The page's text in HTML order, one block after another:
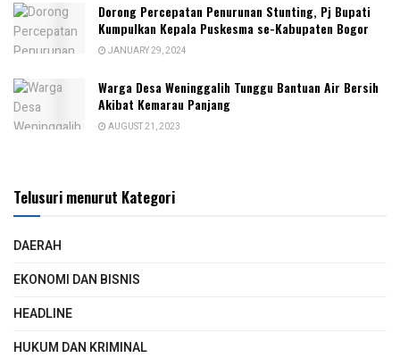
Dorong Percepatan Penurunan Stunting, Pj Bupati
Kumpulkan Kepala Puskesma se-Kabupaten Bogor
JANUARY 29, 2024
Warga Desa Weninggalih Tunggu Bantuan Air Bersih
Akibat Kemarau Panjang
AUGUST 21, 2023
Telusuri menurut Kategori
DAERAH
EKONOMI DAN BISNIS
HEADLINE
HUKUM DAN KRIMINAL